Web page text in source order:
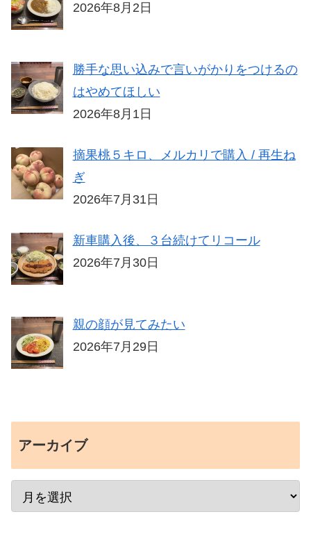
2026年8月2日
勝手な思い込みで言いがかりをつけるの
はやめてほしい
2026年8月1日
摘果桃５キロ、メルカリで購入 / 再生ね
ぎ
2026年7月31日
新車購入後、３台続けてリコール
2026年7月30日
親の顔が見てみたい
2026年7月29日
アーカイブ